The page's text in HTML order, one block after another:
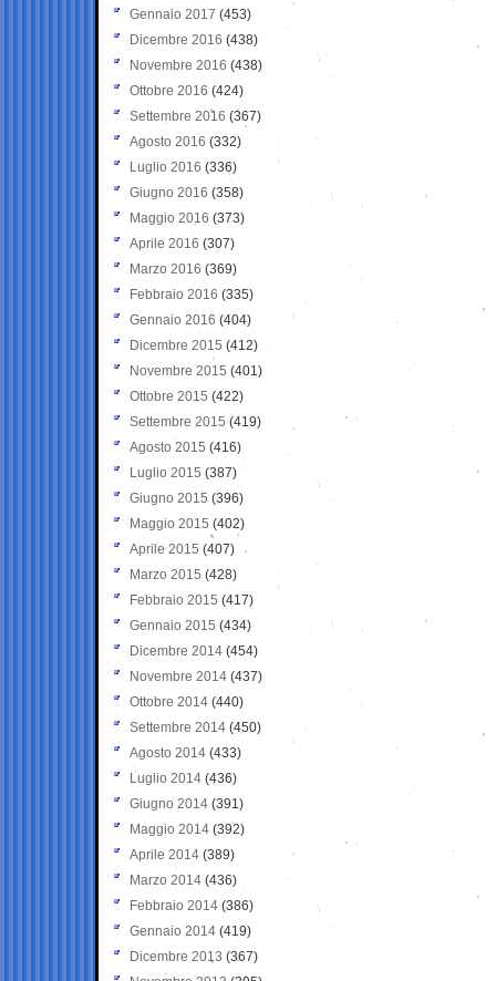
Gennaio 2017 (453)
Dicembre 2016 (438)
Novembre 2016 (438)
Ottobre 2016 (424)
Settembre 2016 (367)
Agosto 2016 (332)
Luglio 2016 (336)
Giugno 2016 (358)
Maggio 2016 (373)
Aprile 2016 (307)
Marzo 2016 (369)
Febbraio 2016 (335)
Gennaio 2016 (404)
Dicembre 2015 (412)
Novembre 2015 (401)
Ottobre 2015 (422)
Settembre 2015 (419)
Agosto 2015 (416)
Luglio 2015 (387)
Giugno 2015 (396)
Maggio 2015 (402)
Aprile 2015 (407)
Marzo 2015 (428)
Febbraio 2015 (417)
Gennaio 2015 (434)
Dicembre 2014 (454)
Novembre 2014 (437)
Ottobre 2014 (440)
Settembre 2014 (450)
Agosto 2014 (433)
Luglio 2014 (436)
Giugno 2014 (391)
Maggio 2014 (392)
Aprile 2014 (389)
Marzo 2014 (436)
Febbraio 2014 (386)
Gennaio 2014 (419)
Dicembre 2013 (367)